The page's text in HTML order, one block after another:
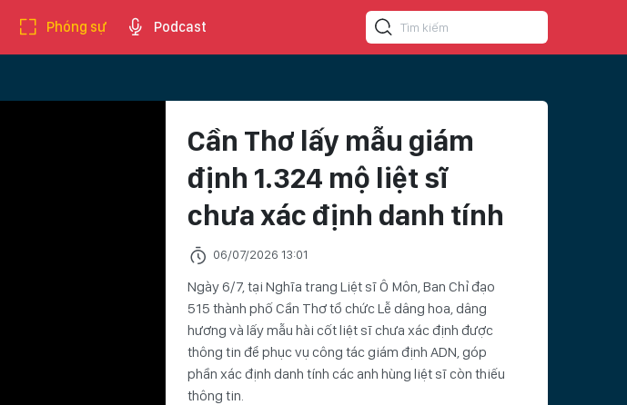
Phóng sự Podcast
Cần Thơ lấy mẫu giám
định 1.324 mộ liệt sĩ
chưa xác định danh tính
06/07/2026 13:01
Ngày 6/7, tại Nghĩa trang Liệt sĩ Ô Môn, Ban Chỉ đạo
515 thành phố Cần Thơ tổ chức Lễ dâng hoa, dâng
hương và lấy mẫu hài cốt liệt sĩ chưa xác định được
thông tin để phục vụ công tác giám định ADN, góp
phần xác định danh tính các anh hùng liệt sĩ còn thiếu
thông tin.